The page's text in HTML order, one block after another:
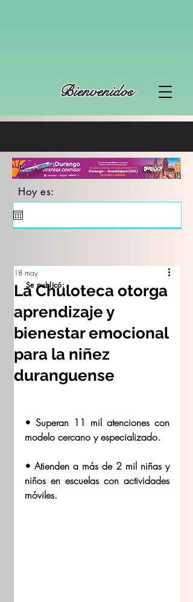
Bienvenidos
Hoy es:
La Chuloteca otorga
aprendizaje y
bienestar emocional
para la niñez
duranguense
18 may
• Superan 11 mil atenciones con
modelo cercano y especializado.
• ⁠Atienden a más de 2 mil niñas y
niños en escuelas con actividades
móviles.
Se publicó: